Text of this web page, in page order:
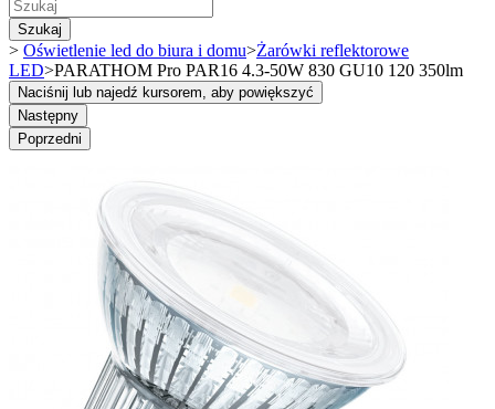
Szukaj
> Oświetlenie led do biura i domu>Żarówki reflektorowe
LED>PARATHOM Pro PAR16 4.3-50W 830 GU10 120 350lm
Naciśnij lub najedź kursorem, aby powiększyć
Następny
Poprzedni